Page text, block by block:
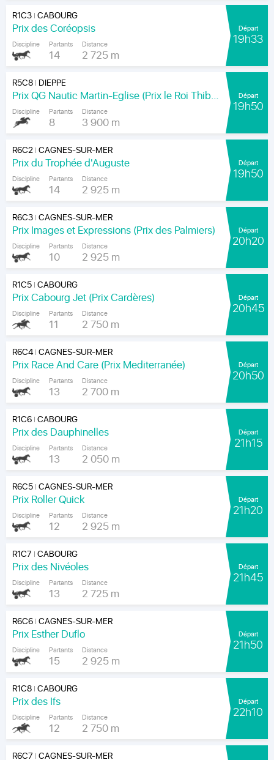
R1C3|CABOURG
Prix des Coréopsis
Discipline Partants
14
Distance
2 725 m
Départ
19h33
R5C8| DIEPPE
Prix QG Nautic Martin-Eglise (Prix le Roi Thibault)
Discipline Partants
8
Distance
3 900 m
Départ
19h50
R6C2|CAGNES-SUR-MER
Prix du Trophée d'Auguste
Discipline Partants
14
Distance
2 925 m
Départ
19h50
R6C3|CAGNES-SUR-MER
Prix Images et Expressions (Prix des Palmiers)
Discipline Partants
10
Distance
2 925 m
Départ
20h20
R1C5|CABOURG
Prix Cabourg Jet (Prix Cardères)
Discipline Partants
11
Distance
2 750 m
Départ
20h45
R6C4|CAGNES-SUR-MER
Prix Race And Care (Prix Mediterranée)
Discipline Partants
13
Distance
2 700 m
Départ
20h50
R1C6|CABOURG
Prix des Dauphinelles
Discipline Partants
13
Distance
2 050 m
Départ
21h15
R6C5|CAGNES-SUR-MER
Prix Roller Quick
Discipline Partants
12
Distance
2 925 m
Départ
21h20
R1C7 |CABOURG
Prix des Nivéoles
Discipline Partants
13
Distance
2 725 m
Départ
21h45
R6C6|CAGNES-SUR-MER
Prix Esther Duflo
Discipline Partants
15
Distance
2 925 m
Départ
21h50
R1C8|CABOURG
Prix des Ifs
Discipline Partants
12
Distance
2 750 m
Départ
22h10
R6C7 |CAGNES-SUR-MER